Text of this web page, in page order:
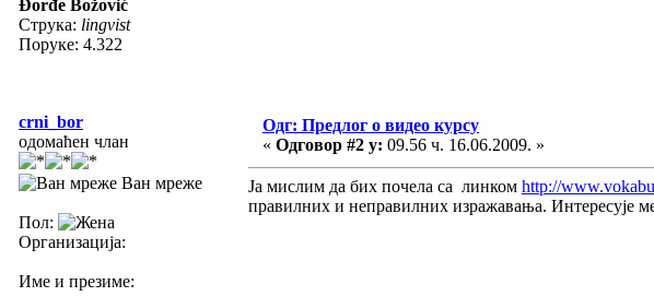
Đorđe Božović
Струка: lingvist
Поруке: 4.322
crni_bor
одомаћен члан
Ван мреже
Пол:
Организација:
Име и презиме:
Одг: Предлог о видео курсу
« Одговор #2 у: 09.56 ч. 16.06.2009. »
Ја мислим да бих почела са линком http://
правилних и неправилних изражавања. Интересује